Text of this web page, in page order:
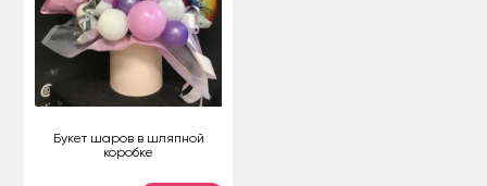
Букет шаров в шляпной
коробке